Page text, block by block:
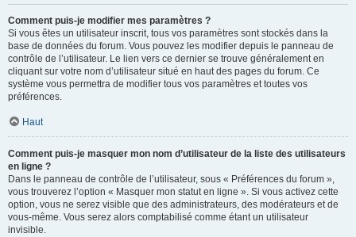
Comment puis-je modifier mes paramètres ?
Si vous êtes un utilisateur inscrit, tous vos paramètres sont stockés dans la
base de données du forum. Vous pouvez les modifier depuis le panneau de
contrôle de l’utilisateur. Le lien vers ce dernier se trouve généralement en
cliquant sur votre nom d’utilisateur situé en haut des pages du forum. Ce
système vous permettra de modifier tous vos paramètres et toutes vos
préférences.
Haut
Comment puis-je masquer mon nom d’utilisateur de la liste des utilisateurs
en ligne ?
Dans le panneau de contrôle de l’utilisateur, sous « Préférences du forum »,
vous trouverez l’option « Masquer mon statut en ligne ». Si vous activez cette
option, vous ne serez visible que des administrateurs, des modérateurs et de
vous-même. Vous serez alors comptabilisé comme étant un utilisateur
invisible.